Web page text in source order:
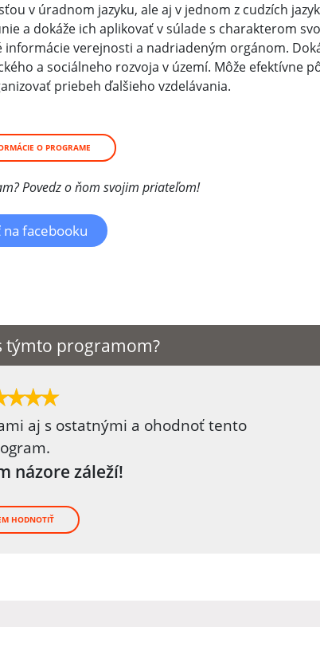
v úradnom jazyku, ale aj v jednom z cudzích
a dokáže ich aplikovať v súlade s charakterom
verejnosti a nadriadeným orgánom.
a sociálneho rozvoja v území. Môže efektívne
priebeh ďalšieho vzdelávania.
O PROGRAME
Povedz o ňom svojim priateľom!
facebooku
týmto programom?
aj s ostatnými a ohodnoť tento
názore záleží!
HODNOTIŤ